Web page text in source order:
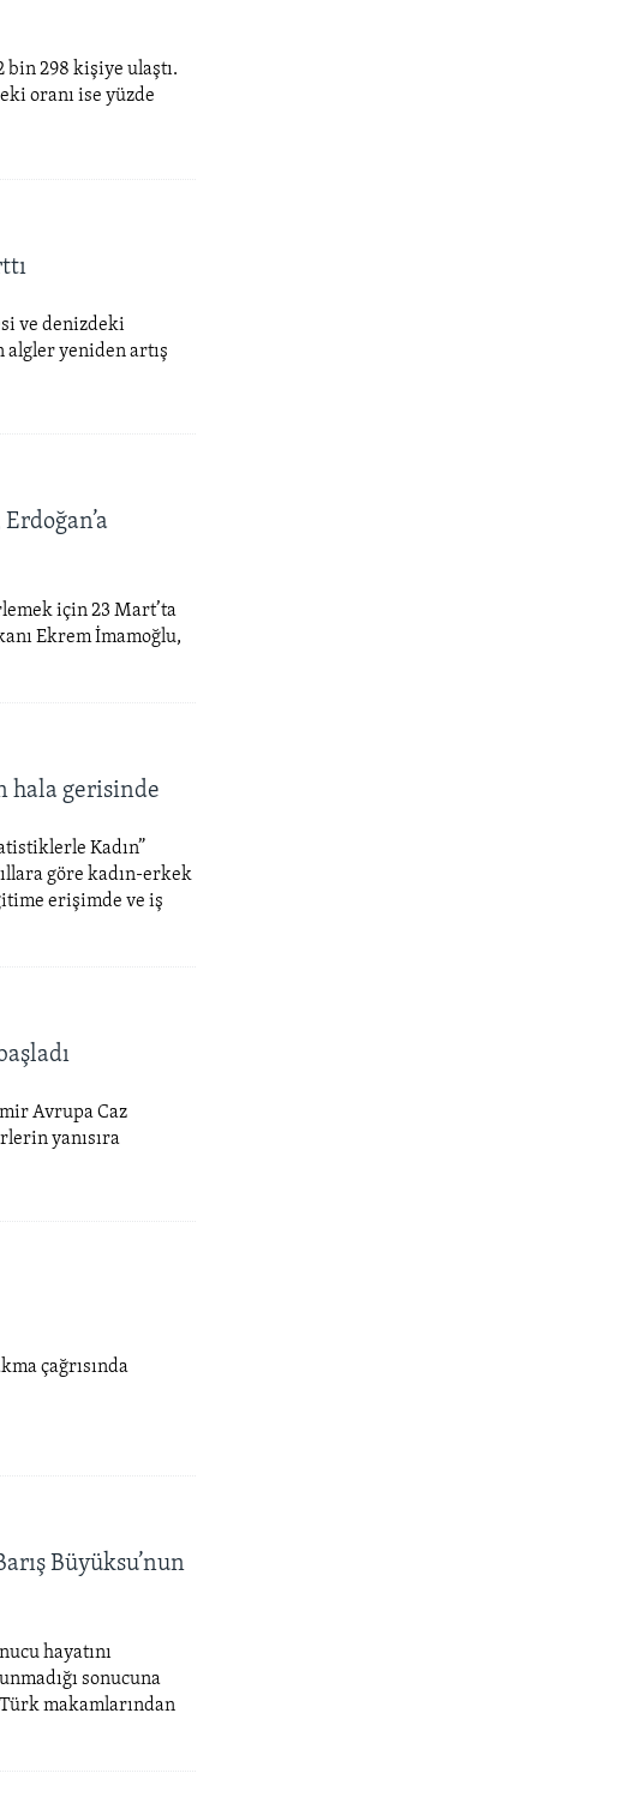
bin 298 kişiye ulaştı.
oranı ise yüzde
ve denizdeki
yeniden artış
için 23 Mart’ta
Ekrem İmamoğlu,
hala gerisinde
Kadın”
göre kadın-erkek
erişimde ve iş
Avrupa Caz
yanısıra
çağrısında
Büyüksu’nun
hayatını
sonucuna
makamlarından